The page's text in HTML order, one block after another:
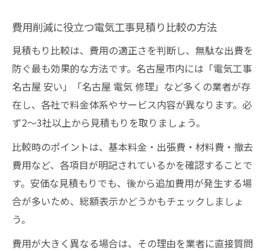
費用削減に役立つ電気工事見積り比較の方法
見積もり比較は、費用の適正さを判断し、無駄な出費を
防ぐ最も効果的な方法です。名古屋市内には「電気工事
名古屋 安い」「名古屋 電気 修理」など多くの業者が存
在し、各社で料金体系やサービス内容が異なります。必
ず2～3社以上から見積もりを取りましょう。
比較時のポイントは、基本料金・出張費・材料費・撤去
費用など、各項目が明記されているかを確認することで
す。安価な見積もりでも、後から追加費用が発生する場
合が多いため、総額表示かどうかもチェックしましょ
う。
費用が大きく異なる場合は、その理由を業者に直接質問